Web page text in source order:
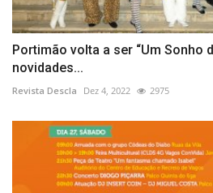
Portimão volta a ser “Um Sonho
novidades...
Revista Descla Dez 4, 2022 2975